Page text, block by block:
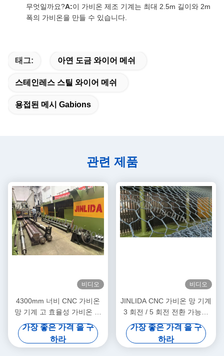
무엇일까요?A:이 가비온 제조 기계는 최대 2.5m 길이와 2m
폭의 가비온을 만들 수 있습니다.
태그: 아연 도금 와이어 메쉬
스테인레스 스틸 와이어 메쉬
용접된 메시 Gabions
관련 제품
비디오
4300mm 너비 CNC 가비온
망 기계 고 효율성 가비온 망
생산
가장 좋은 가격 을 구
하라
비디오
JINLIDA CNC 가비온 망 기계
3 회전 / 5 회전 전환 가능한
조정 가능한 회전 길이가 가능
한 고속 멀티 스펙 생산
가장 좋은 가격 을 구
하라